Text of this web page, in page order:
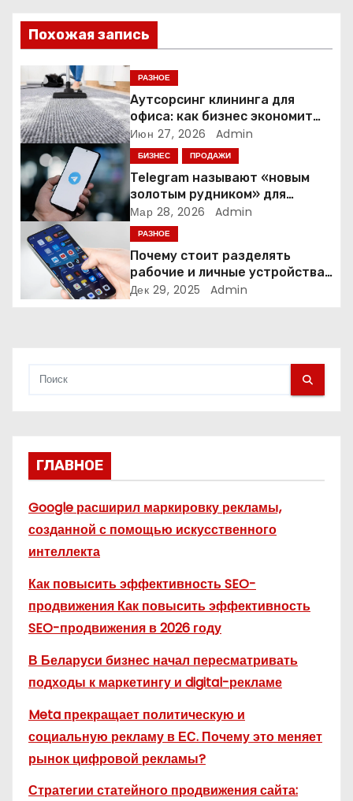
я
п
о
з
а
п
и
я
Похожая запись
РАЗНОЕ
Аутсорсинг клининга для
офиса: как бизнес экономит
время и деньги на уборке
Июн 27, 2026 Admin
БИЗНЕС ПРОДАЖИ
Telegram называют «новым
золотым рудником» для
креаторов: как блогеры
создают онлайн-бизнес
Мар 28, 2026 Admin
РАЗНОЕ
Почему стоит разделять
рабочие и личные устройства
— и чем опасно всё смешивать
Дек 29, 2025 Admin
ГЛАВНОЕ
Google расширил маркировку рекламы,
созданной с помощью искусственного
интеллекта
Как повысить эффективность SEO-
продвижения Как повысить эффективность
SEO-продвижения в 2026 году
В Беларуси бизнес начал пересматривать
подходы к маркетингу и digital-рекламе
Meta прекращает политическую и
социальную рекламу в ЕС. Почему это меняет
рынок цифровой рекламы?
Стратегии статейного продвижения сайта: